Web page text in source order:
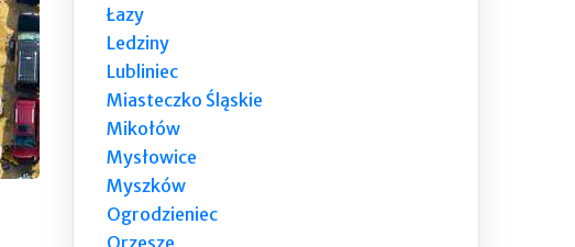
Łazy
Ledziny
Lubliniec
Miasteczko Śląskie
Mikołów
Mysłowice
Myszków
Ogrodzieniec
Orzesze